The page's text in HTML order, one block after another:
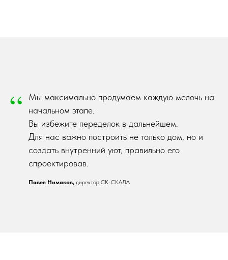
“
Мы максимально продумаем каждую мелочь на
начальном этапе.
Вы избежите переделок в дальнейшем.
Для нас важно построить не только дом, но и
создать внутренний уют, правильно его
спроектировав.
Павел Нимаков, директор СК-СКАЛА